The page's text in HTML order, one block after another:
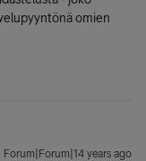
omien
Forum|Forum|14 years ago